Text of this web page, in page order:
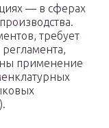
— в сферах
требует
применение